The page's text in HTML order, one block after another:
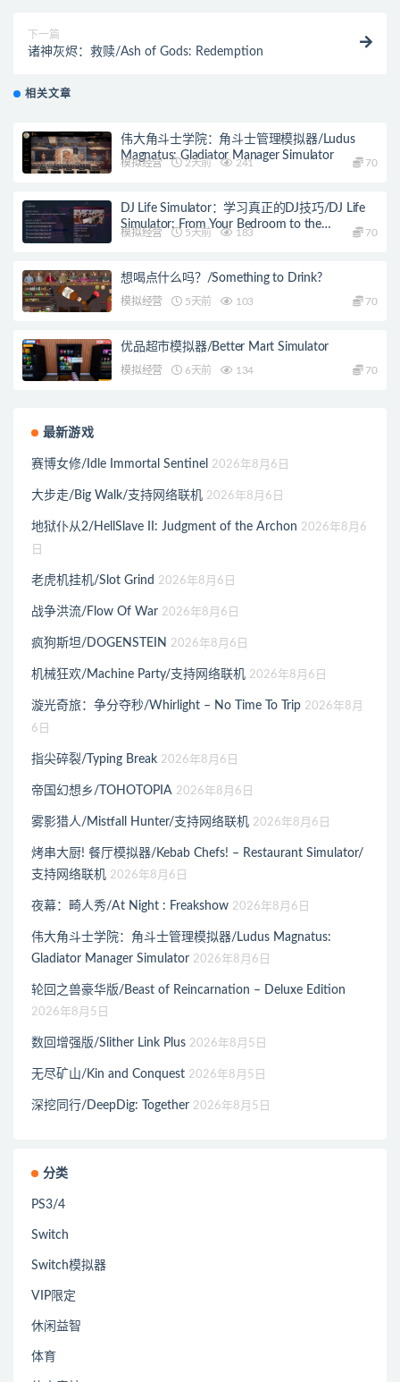
下一篇
诸神灰烬：救赎/Ash of Gods: Redemption
相关文章
伟大角斗士学院：角斗士管理模拟器/Ludus
Magnatus: Gladiator Manager Simulator
模拟经营 2天前 241 70
DJ Life Simulator：学习真正的DJ技巧/DJ Life
Simulator: From Your Bedroom to the
Mainstage
模拟经营 5天前 183 70
想喝点什么吗？/Something to Drink?
模拟经营 5天前 103 70
优品超市模拟器/Better Mart Simulator
模拟经营 6天前 134 70
最新游戏
赛博女修/Idle Immortal Sentinel 2026年8月6日
大步走/Big Walk/支持网络联机 2026年8月6日
地狱仆从2/HellSlave II: Judgment of the Archon 2026年8月6
日
老虎机挂机/Slot Grind 2026年8月6日
战争洪流/Flow Of War 2026年8月6日
疯狗斯坦/DOGENSTEIN 2026年8月6日
机械狂欢/Machine Party/支持网络联机 2026年8月6日
漩光奇旅：争分夺秒/Whirlight – No Time To Trip 2026年8月
6日
指尖碎裂/Typing Break 2026年8月6日
帝国幻想乡/TOHOTOPIA 2026年8月6日
雾影猎人/Mistfall Hunter/支持网络联机 2026年8月6日
烤串大厨! 餐厅模拟器/Kebab Chefs! – Restaurant Simulator/
支持网络联机 2026年8月6日
夜幕：畸人秀/At Night : Freakshow 2026年8月6日
伟大角斗士学院：角斗士管理模拟器/Ludus Magnatus:
Gladiator Manager Simulator 2026年8月6日
轮回之兽豪华版/Beast of Reincarnation – Deluxe Edition
2026年8月5日
数回增强版/Slither Link Plus 2026年8月5日
无尽矿山/Kin and Conquest 2026年8月5日
深挖同行/DeepDig: Together 2026年8月5日
分类
PS3/4
Switch
Switch模拟器
VIP限定
休闲益智
体育